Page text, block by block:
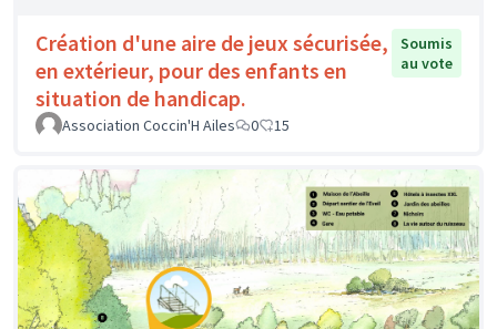
Création d'une aire de jeux sécurisée,
en extérieur, pour des enfants en
situation de handicap.
Soumis
au vote
Association Coccin'H Ailes 0 15